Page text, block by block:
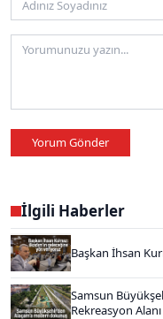
Yorum Gönder
İlgili Haberler
Başkan İhsan
Samsun
Rekreasyon